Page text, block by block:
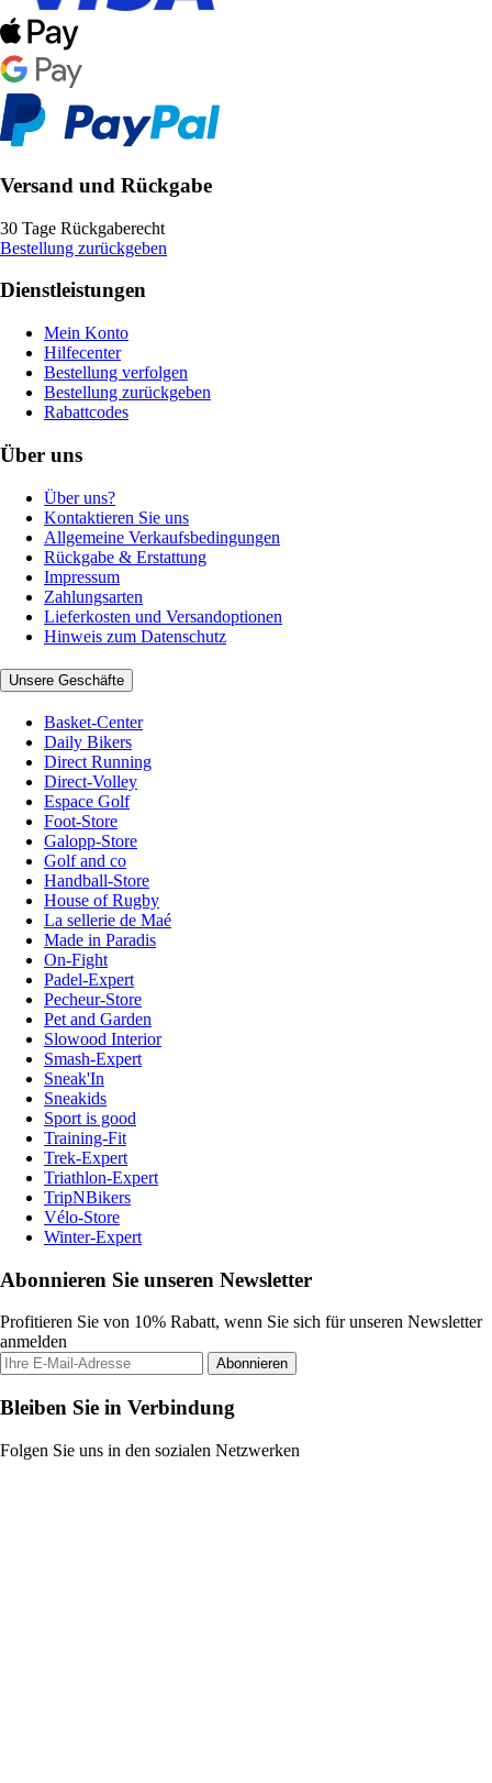
Versand und Rückgabe
30 Tage Rückgaberecht
Bestellung zurückgeben
Dienstleistungen
Mein Konto
Hilfecenter
Bestellung verfolgen
Bestellung zurückgeben
Rabattcodes
Über uns
Über uns?
Kontaktieren Sie uns
Allgemeine Verkaufsbedingungen
Rückgabe & Erstattung
Impressum
Zahlungsarten
Lieferkosten und Versandoptionen
Hinweis zum Datenschutz
Unsere Geschäfte
Basket-Center
Daily Bikers
Direct Running
Direct-Volley
Espace Golf
Foot-Store
Galopp-Store
Golf and co
Handball-Store
House of Rugby
La sellerie de Maé
Made in Paradis
On-Fight
Padel-Expert
Pecheur-Store
Pet and Garden
Slowood Interior
Smash-Expert
Sneak'In
Sneakids
Sport is good
Training-Fit
Trek-Expert
Triathlon-Expert
TripNBikers
Vélo-Store
Winter-Expert
Abonnieren Sie unseren Newsletter
Profitieren Sie von 10% Rabatt, wenn Sie sich für unseren Newsletter
anmelden
Abonnieren
Bleiben Sie in Verbindung
Folgen Sie uns in den sozialen Netzwerken